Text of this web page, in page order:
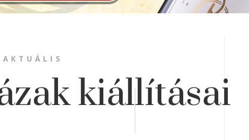
AKTUÁLIS
kiállításai